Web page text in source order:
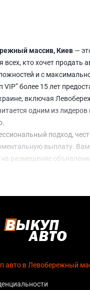
массив, Киев —
всех, кто хочет продать
и с
более 15 лет
включая
одним из
подход,
выплату.
размещение
1 день.
массив,
после обращения,
— все этапы сделки
авто в Левобережный